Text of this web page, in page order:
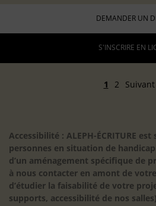
DEMANDER UN
S'INSCRIRE EN
1 2 Suivant
Accessibilité : ALEPH-ÉCRITURE
personnes en situation de
d’un aménagement spécifique de
à nous contacter en amont de
d’étudier la faisabilité de votre
supports, accessibilité de nos